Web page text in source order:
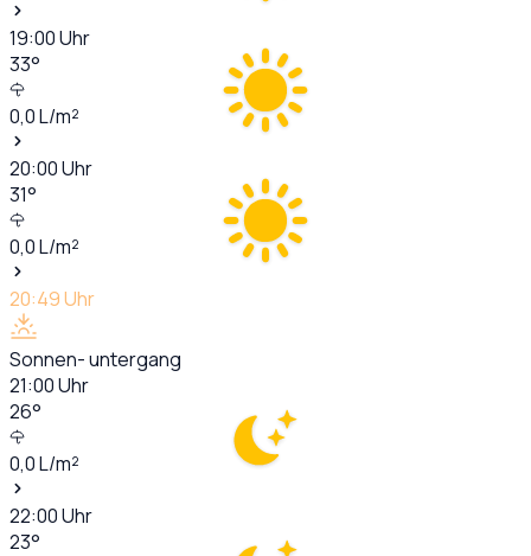
19:00Uhr
33°
0,0L/m²
20:00Uhr
31°
0,0L/m²
20:49Uhr
Sonnen- untergang
21:00Uhr
26°
0,0L/m²
22:00Uhr
23°